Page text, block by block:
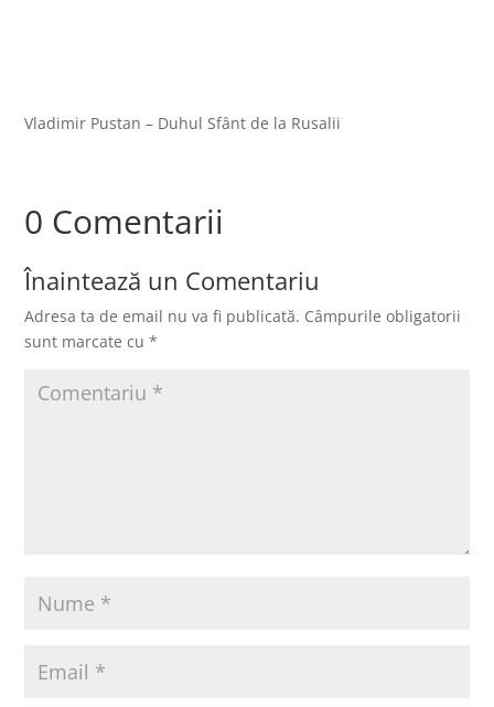
Vladimir Pustan – Duhul Sfânt de la Rusalii
0 Comentarii
Înaintează un Comentariu
Adresa ta de email nu va fi publicată. Câmpurile obligatorii
sunt marcate cu*